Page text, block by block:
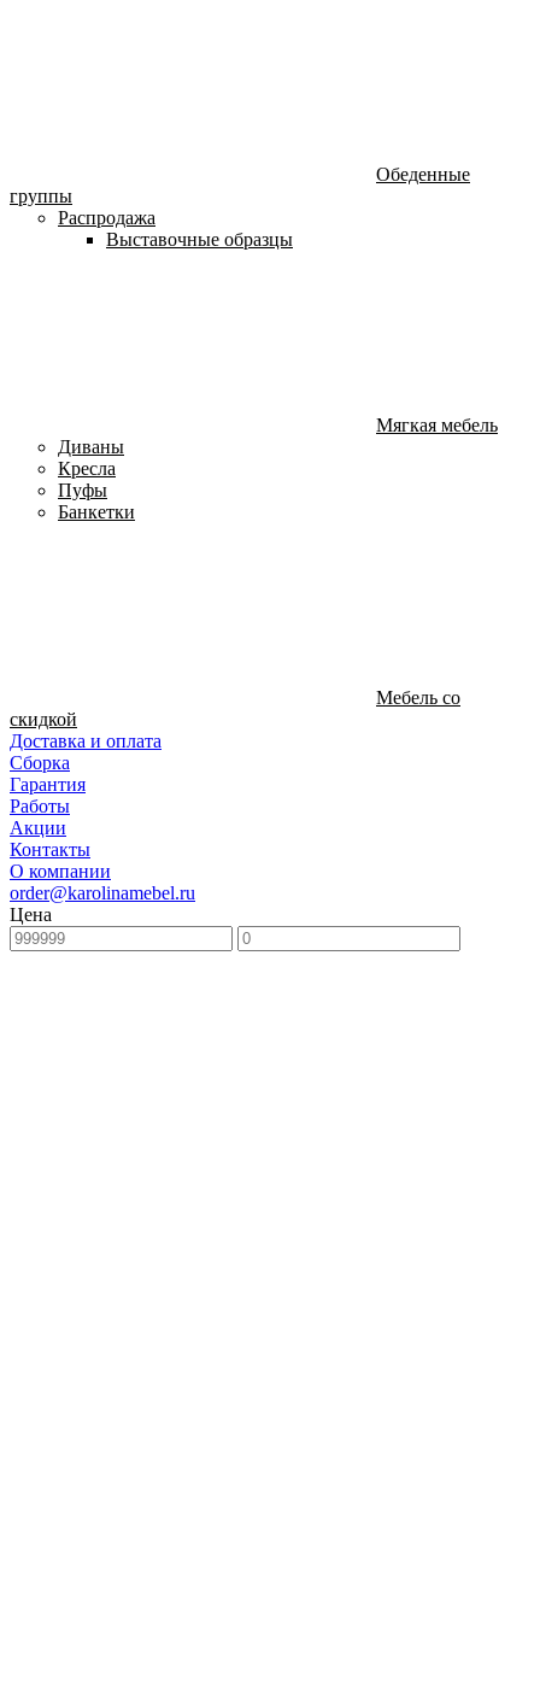
Обеденные
группы
Распродажа
Выставочные образцы
Мягкая мебель
Диваны
Кресла
Пуфы
Банкетки
Мебель со
скидкой
Доставка и оплата
Сборка
Гарантия
Работы
Акции
Контакты
О компании
order@karolinamebel.ru
Цена